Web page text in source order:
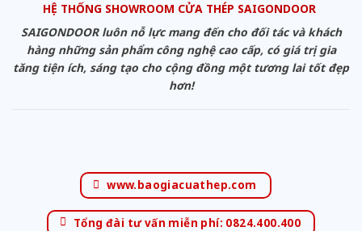
HỆ THỐNG SHOWROOM CỬA THÉP SAIGONDOOR
SAIGONDOOR luôn nỗ lực mang đến cho đối tác và khách
hàng những sản phẩm công nghệ cao cấp, có giá trị gia
tăng tiện ích, sáng tạo cho cộng đồng một tương lai tốt đẹp
hơn!
www.baogiacuathep.com
Tổng đài tư vấn miễn phí: 0824.400.400